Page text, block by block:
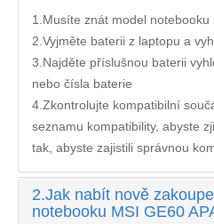
1.Musíte znát model notebooku
2.Vyjměte baterii z laptopu a
3.Najděte příslušnou baterii
nebo čísla baterie
4.Zkontrolujte kompatibilní
seznamu kompatibility, abyste
tak, abyste zajistili správnou
2.Jak nabít nově
notebooku MSI GE60